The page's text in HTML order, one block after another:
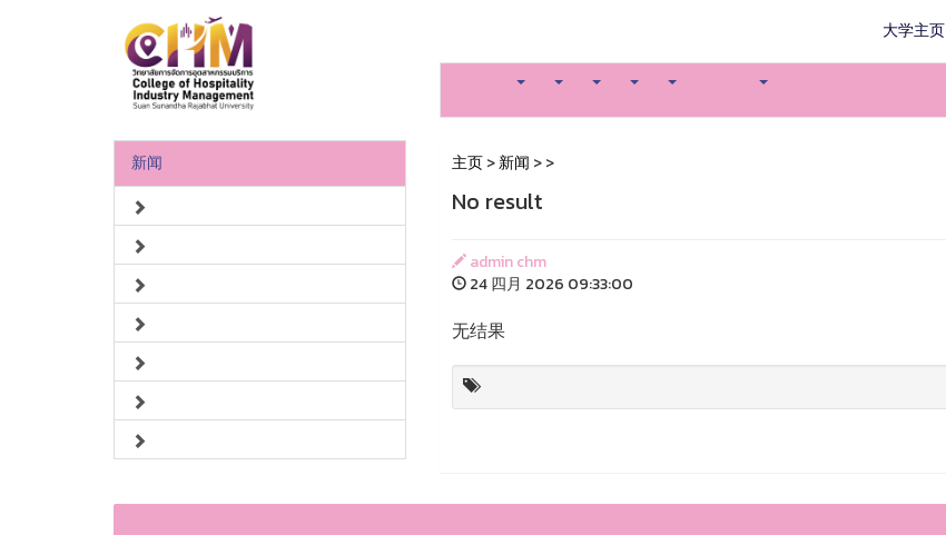
大学主页
新闻 主页>新闻 >>
No result
admin chm
24 四月 2026 09:33:00
无结果